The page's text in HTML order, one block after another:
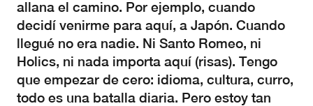
allana el camino. Por ejemplo, cuando
decidí venirme para aquí, a Japón. Cuando
llegué no era nadie. Ni Santo Romeo, ni
Holics, ni nada importa aquí (risas). Tengo
que empezar de cero: idioma, cultura, curro,
todo es una batalla diaria. Pero estoy tan